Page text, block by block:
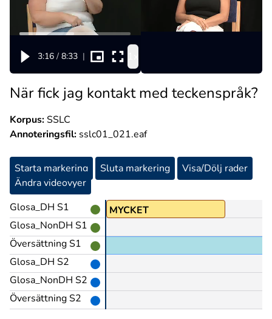
3:16 / 8:33 |
När fick jag kontakt med teckenspråk?
Korpus:SSLC
Annoteringsfil: sslc01_021.eaf
Starta markering Sluta markering
Visa/Dölj rader
Ändra videovyer
Glosa_DH S1
Glosa_NonDH S1
Översättning S1
Glosa_DH S2
Glosa_NonDH S2
Översättning S2
FÖR@z MYCKET